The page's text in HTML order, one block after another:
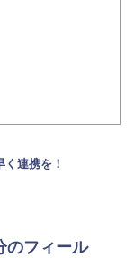
連携を！
のフィール